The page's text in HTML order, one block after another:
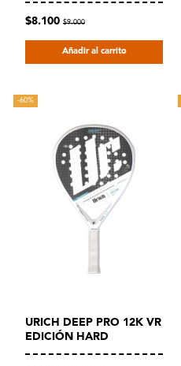
$8.100 $9.000
Añadir al carrito
-60%
URICH DEEP PRO 12K VR
EDICIÓN HARD